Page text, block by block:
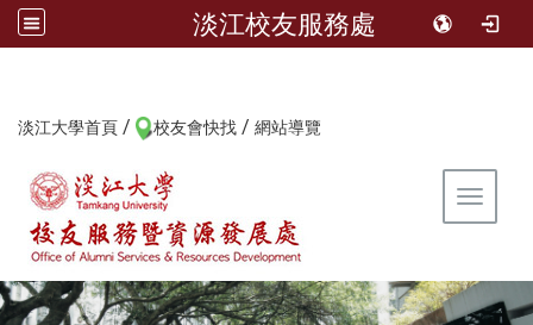
淡江校友服務處
淡江大學首頁 / 校友會快找 / 網站導覽
Toggle